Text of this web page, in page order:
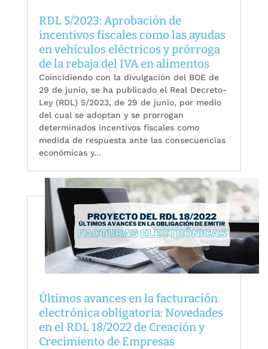
RDL 5/2023: Aprobación de
incentivos fiscales como las ayudas
en vehículos eléctricos y prórroga
de la rebaja del IVA en alimentos
Coincidiendo con la divulgación del BOE de
29 de junio, se ha publicado el Real Decreto-
Ley (RDL) 5/2023, de 29 de junio, por medio
del cual se adoptan y se prorrogan
determinados incentivos fiscales como
medida de respuesta ante las consecuencias
económicas y...
Últimos avances en la facturación
electrónica obligatoria: Novedades
en el RDL 18/2022 de Creación y
Crecimiento de Empresas